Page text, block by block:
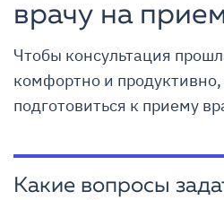
врачу на
Чтобы консультация
комфортно и
подготовиться к приему
Какие вопросы